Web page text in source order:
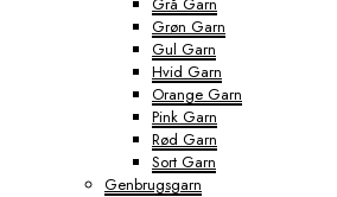
Grøn Garn
Gul Garn
Hvid Garn
Orange Garn
Pink Garn
Rød Garn
Sort Garn
Genbrugsgarn